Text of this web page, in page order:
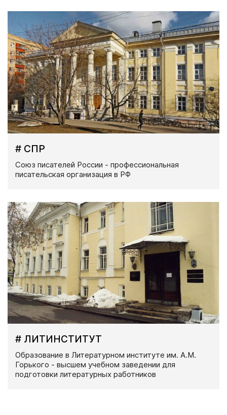
# СПР
Союз писателей России - профессиональная
писательская организация в РФ
# ЛИТИНСТИТУТ
Образование в Литературном институте им. А.М.
Горького - высшем учебном заведении для
подготовки литературных работников